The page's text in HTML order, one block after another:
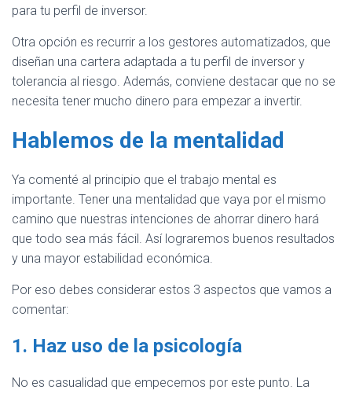
para tu perfil de inversor.
Otra opción es recurrir a los gestores automatizados, que
diseñan una cartera adaptada a tu perfil de inversor y
tolerancia al riesgo. Además, conviene destacar que no se
necesita tener mucho dinero para empezar a invertir.
Hablemos de la mentalidad
Ya comenté al principio que el trabajo mental es
importante. Tener una mentalidad que vaya por el mismo
camino que nuestras intenciones de ahorrar dinero hará
que todo sea más fácil. Así lograremos buenos resultados
y una mayor estabilidad económica.
Por eso debes considerar estos 3 aspectos que vamos a
comentar:
1. Haz uso de la psicología
No es casualidad que empecemos por este punto. La